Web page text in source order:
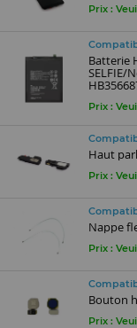
Prix :
Batterie
SELFIE/
Prix :
Haut
Prix :
Nappe
Prix :
Bouton
Prix :